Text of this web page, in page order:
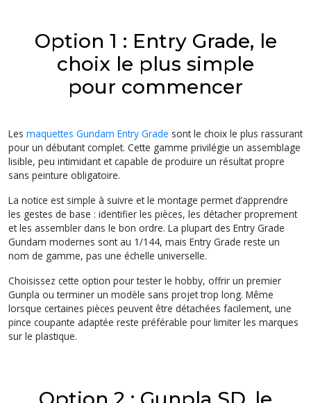
Option 1 : Entry Grade, le
choix le plus simple
pour commencer
Les maquettes Gundam Entry Grade sont le choix le plus rassurant
pour un débutant complet. Cette gamme privilégie un assemblage
lisible, peu intimidant et capable de produire un résultat propre
sans peinture obligatoire.
La notice est simple à suivre et le montage permet d’apprendre
les gestes de base : identifier les pièces, les détacher proprement
et les assembler dans le bon ordre. La plupart des Entry Grade
Gundam modernes sont au 1/144, mais Entry Grade reste un
nom de gamme, pas une échelle universelle.
Choisissez cette option pour tester le hobby, offrir un premier
Gunpla ou terminer un modèle sans projet trop long. Même
lorsque certaines pièces peuvent être détachées facilement, une
pince coupante adaptée reste préférable pour limiter les marques
sur le plastique.